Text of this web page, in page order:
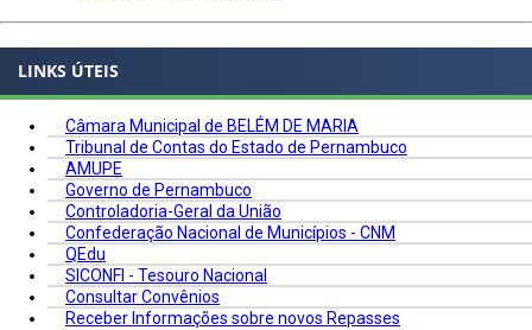
LINKS ÚTEIS
Câmara Municipal de BELÉM DE MARIA
Tribunal de Contas do Estado de Pernambuco
AMUPE
Governo de Pernambuco
Controladoria-Geral da União
Confederação Nacional de Municípios - CNM
QEdu
SICONFI - Tesouro Nacional
Consultar Convênios
Receber Informações sobre novos Repasses